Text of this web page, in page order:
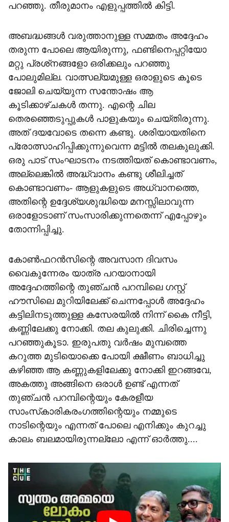
പറഞ്ഞു. തീരുമാനം എളുപ്പത്തില്‍ കിട്ടി.
അബദ്ധങ്ങള്‍ വരുത്താനുള്ള സമ്മതം അദ്ദേഹം
തരുന്ന പോലെ ആയിരുന്നു, ഫണ്ടിനെപ്പറ്റിയോ
മറ്റു പ്രശ്‌നങ്ങളോ ഒരിക്കലും പറഞ്ഞു
പോലുമില്ല. വാത്സല്യമുള്ള ഒരാളുടെ കൂടെ
ജോലി ചെയ്യുന്ന സന്തോഷം ആ
കൂടിക്കാഴ്ചകള്‍ തന്നു. എന്റെ ചില
തെരഞ്ഞെടുപ്പുകള്‍ പാളുകയും ചെയ്തിരുന്നു.
അത് ദയവോടെ തന്നെ കണ്ടു. ശരിയായതിനെ
പ്രോത്സാഹിപ്പിക്കുന്നുവെന്ന മട്ടില്‍ തലകുലുക്കി.
ഒരു പാട് സംഘാടനം നടത്തിയത് കൊണ്ടാവണം,
അല്ലെങ്കില്‍ അദ്ധ്വാനം കണ്ടു ശീലിച്ചത്
കൊണ്ടാവണം- ആളുകളുടെ അധ്വാനത്തെ,
അതിന്റെ ഉദ്ദേശ്യശുദ്ധിയെ മനസ്സിലാവുന്ന
ഒരാളോടാണ് സംസാരിക്കുന്നതെന്ന് എപ്പോഴും
തോന്നിപ്പിച്ചു.
കോണ്‍ഫറന്‍സിന്റെ അവസാന ദിവസം
വൈകുന്നേരം യാത്ര പറയാനായി
അദ്ദേഹത്തിന്റെ തുഞ്ചന്‍ പറമ്പിലെ ഗസ്റ്റ്
ഹൗസിലെ മുറിയിലേക്ക് ചെന്നപ്പോള്‍ അദ്ദേഹം
കട്ടിലിനടുത്തുള്ള കസേരയില്‍ നിന്ന് കൈ നീട്ടി,
കണ്ണിലേക്കു നോക്കി. തല കുലുക്കി. ചിരിച്ചെന്നു
പറഞ്ഞുകൂടാ. ഇരുപതു വര്‍ഷം മുമ്പത്തെ
കറുത്ത മുടിയൊക്കെ പോയി ക്ഷീണം ബാധിച്ചു
കഴിഞ്ഞ ആ കണ്ണുകളിലേക്കു നോക്കി ഇറങ്ങവേ,
അകത്തു അങ്ങിനെ ഒരാള്‍ ഉണ്ട് എന്നത്
തുഞ്ചന്‍ പറമ്പിന്റെയും കേരളീയ
സാംസ്‌കാരികരംഗത്തിന്റെയും നമ്മുടെ
നാടിന്റെയും എന്നത് പോലെ എനിക്കും കുറച്ചു
കാലം ബലമായിരുന്നല്ലോ എന്ന് ഓര്‍ത്തു....